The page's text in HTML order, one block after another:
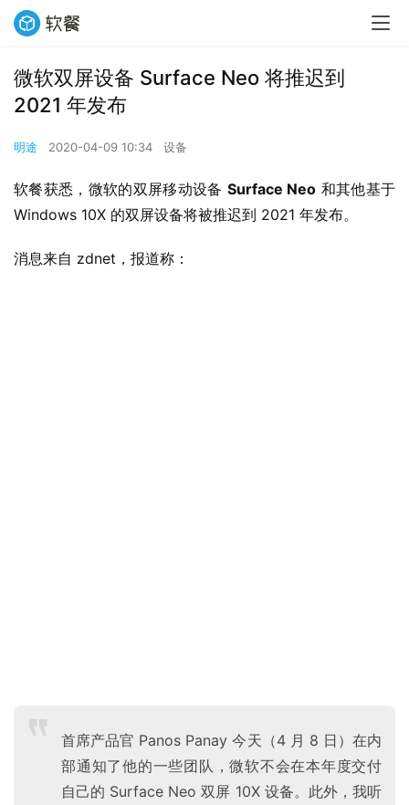
微软双屏设备 Surface Neo 将推迟到
2021 年发布
明途 2020-04-09 10:34 设备
软餐获悉，微软的双屏移动设备 Surface Neo 和其他基于
Windows 10X 的双屏设备将被推迟到 2021 年发布。
消息来自 zdnet，报道称：
首席产品官 Panos Panay 今天（4 月 8 日）在内
部通知了他的一些团队，微软不会在本年度交付
自己的 Surface Neo 双屏 10X 设备。此外，我听